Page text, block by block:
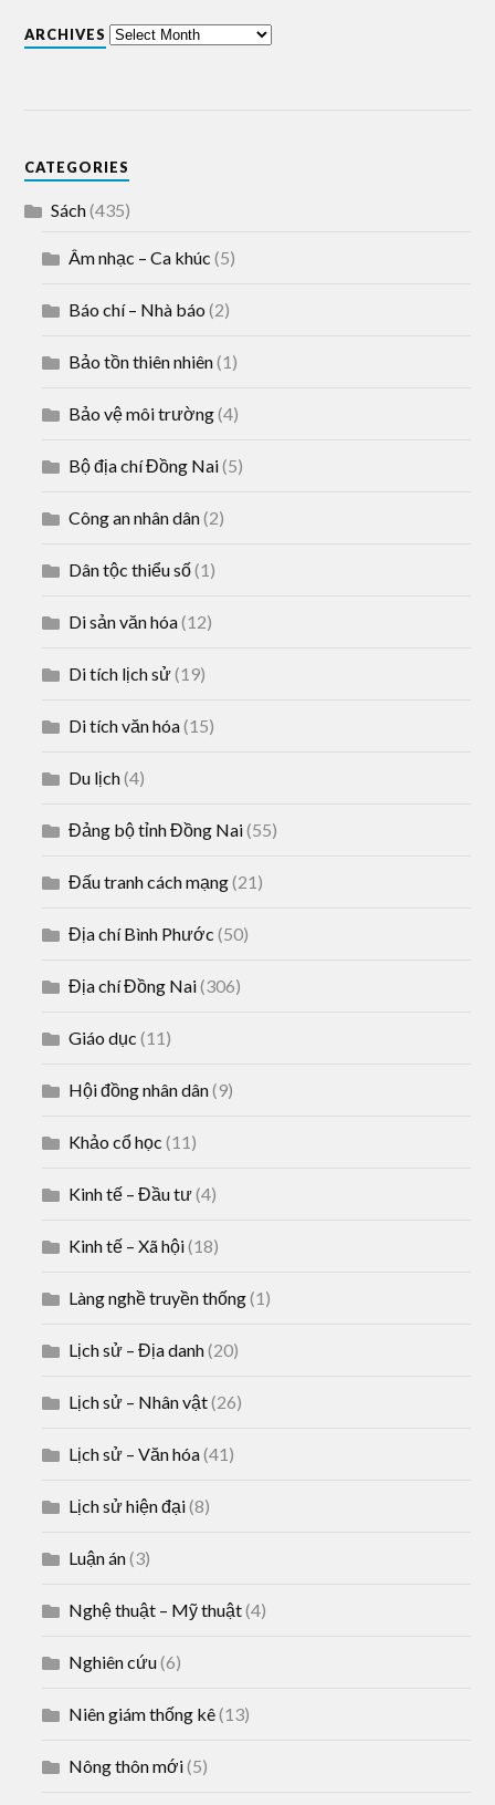
ARCHIVES
CATEGORIES
Sách(435)
Âm nhạc – Ca khúc (5)
Báo chí – Nhà báo (2)
Bảo tồn thiên nhiên(1)
Bảo vệ môi trường(4)
Bộ địa chí Đồng Nai(5)
Công an nhân dân(2)
Dân tộc thiểu số(1)
Di sản văn hóa(12)
Di tích lịch sử(19)
Di tích văn hóa(15)
Du lịch(4)
Đảng bộ tỉnh Đồng Nai(55)
Đấu tranh cách mạng(21)
Địa chí Bình Phước (50)
Địa chí Đồng Nai(306)
Giáo dục (11)
Hội đồng nhân dân(9)
Khảo cổ học (11)
Kinh tế – Đầu tư(4)
Kinh tế – Xã hội(18)
Làng nghề truyền thống(1)
Lịch sử – Địa danh(20)
Lịch sử – Nhân vật(26)
Lịch sử – Văn hóa(41)
Lịch sử hiện đại(8)
Luận án(3)
Nghệ thuật – Mỹ thuật(4)
Nghiên cứu(6)
Niên giám thống kê(13)
Nông thôn mới(5)